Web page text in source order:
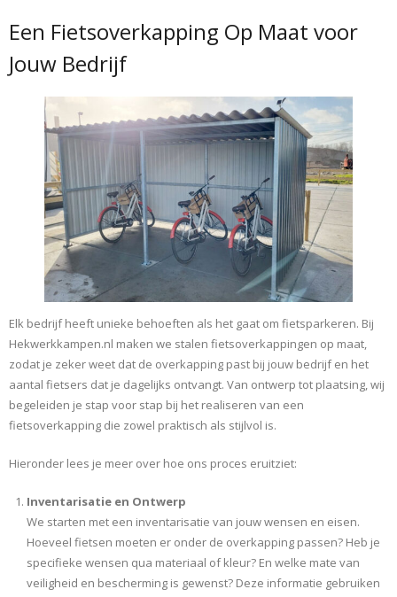
Een Fietsoverkapping Op Maat voor
Jouw Bedrijf
Elk bedrijf heeft unieke behoeften als het gaat om fietsparkeren. Bij
Hekwerkkampen.nl maken we stalen fietsoverkappingen op maat,
zodat je zeker weet dat de overkapping past bij jouw bedrijf en het
aantal fietsers dat je dagelijks ontvangt. Van ontwerp tot plaatsing, wij
begeleiden je stap voor stap bij het realiseren van een
fietsoverkapping die zowel praktisch als stijlvol is.
Hieronder lees je meer over hoe ons proces eruitziet:
Inventarisatie en Ontwerp
We starten met een inventarisatie van jouw wensen en eisen.
Hoeveel fietsen moeten er onder de overkapping passen? Heb je
specifieke wensen qua materiaal of kleur? En welke mate van
veiligheid en bescherming is gewenst? Deze informatie gebruiken